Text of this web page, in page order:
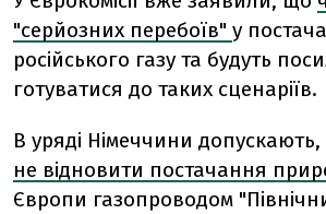
"серйозних перебоїв" у
російського газу та будуть
готуватися до таких сценаріїв.
В уряді Німеччини допускають,
не відновити постачання
Європи газопроводом